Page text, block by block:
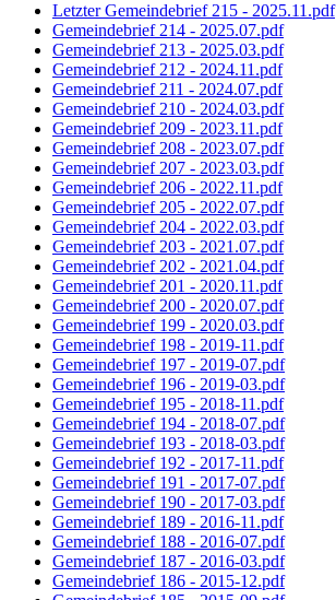
Letzter Gemeindebrief 215 - 2025.11.pdf
Gemeindebrief 214 - 2025.07.pdf
Gemeindebrief 213 - 2025.03.pdf
Gemeindebrief 212 - 2024.11.pdf
Gemeindebrief 211 - 2024.07.pdf
Gemeindebrief 210 - 2024.03.pdf
Gemeindebrief 209 - 2023.11.pdf
Gemeindebrief 208 - 2023.07.pdf
Gemeindebrief 207 - 2023.03.pdf
Gemeindebrief 206 - 2022.11.pdf
Gemeindebrief 205 - 2022.07.pdf
Gemeindebrief 204 - 2022.03.pdf
Gemeindebrief 203 - 2021.07.pdf
Gemeindebrief 202 - 2021.04.pdf
Gemeindebrief 201 - 2020.11.pdf
Gemeindebrief 200 - 2020.07.pdf
Gemeindebrief 199 - 2020.03.pdf
Gemeindebrief 198 - 2019-11.pdf
Gemeindebrief 197 - 2019-07.pdf
Gemeindebrief 196 - 2019-03.pdf
Gemeindebrief 195 - 2018-11.pdf
Gemeindebrief 194 - 2018-07.pdf
Gemeindebrief 193 - 2018-03.pdf
Gemeindebrief 192 - 2017-11.pdf
Gemeindebrief 191 - 2017-07.pdf
Gemeindebrief 190 - 2017-03.pdf
Gemeindebrief 189 - 2016-11.pdf
Gemeindebrief 188 - 2016-07.pdf
Gemeindebrief 187 - 2016-03.pdf
Gemeindebrief 186 - 2015-12.pdf